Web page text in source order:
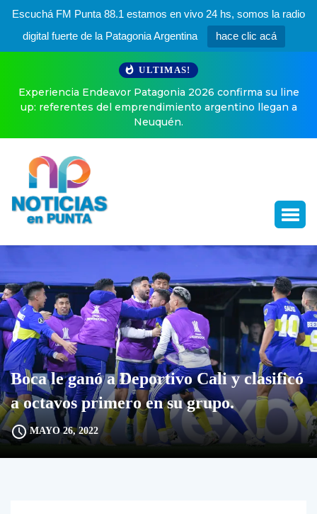
Escuchá FM Punta 88.1 estamos en vivo 24 hs, somos la radio
digital fuerte de la Patagonia Argentina
hace clic acá
ULTIMAS!
Experiencia Endeavor Patagonia 2026 confirma su line
up: referentes del emprendimiento argentino llegan a
Neuquén.
Boca le ganó a Deportivo Cali y clasificó
a octavos primero en su grupo.
MAYO 26, 2022